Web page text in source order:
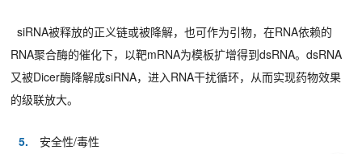
siRNA被释放的正义链或被降解，也可作为引物，在RNA依赖的
RNA聚合酶的催化下，以靶mRNA为模板扩增得到dsRNA。dsRNA
又被Dicer酶降解成siRNA，进入RNA干扰循环，从而实现药物效果
的级联放大。
5. 安全性/毒性